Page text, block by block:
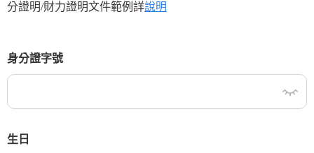
分證明/財力證明文件範例詳說明
身分證字號
生日